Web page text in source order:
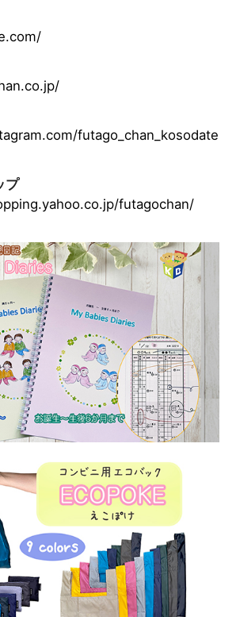
futago_chan_kosodate
プ
futagochan/